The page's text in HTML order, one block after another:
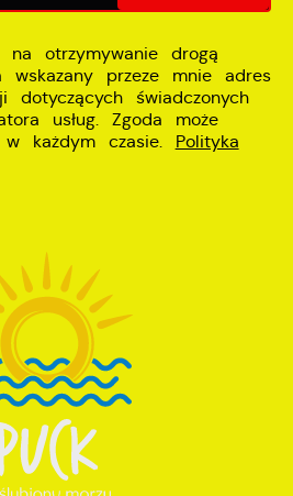
na otrzymywanie drogą
wskazany przeze mnie adres
dotyczących świadczonych
usług. Zgoda może
każdym czasie. Polityka